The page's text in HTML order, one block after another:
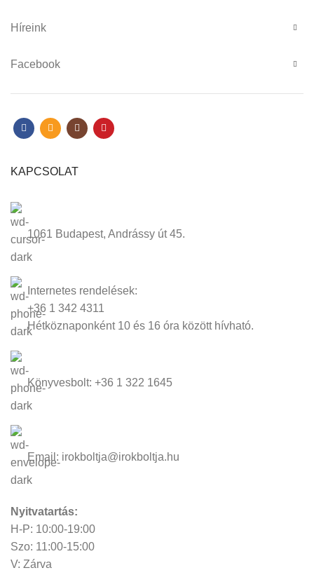
Híreink
Facebook
KAPCSOLAT
1061 Budapest, Andrássy út 45.
Internetes rendelések:
+36 1 342 4311
Hétköznaponként 10 és 16 óra között hívható.
Könyvesbolt: +36 1 322 1645
Email: irokboltja@irokboltja.hu
Nyitvatartás:
H-P: 10:00-19:00
Szo: 11:00-15:00
V: Zárva